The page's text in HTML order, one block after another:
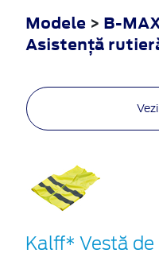
Modele > B-
Asistenţă
Kalff* Vestă